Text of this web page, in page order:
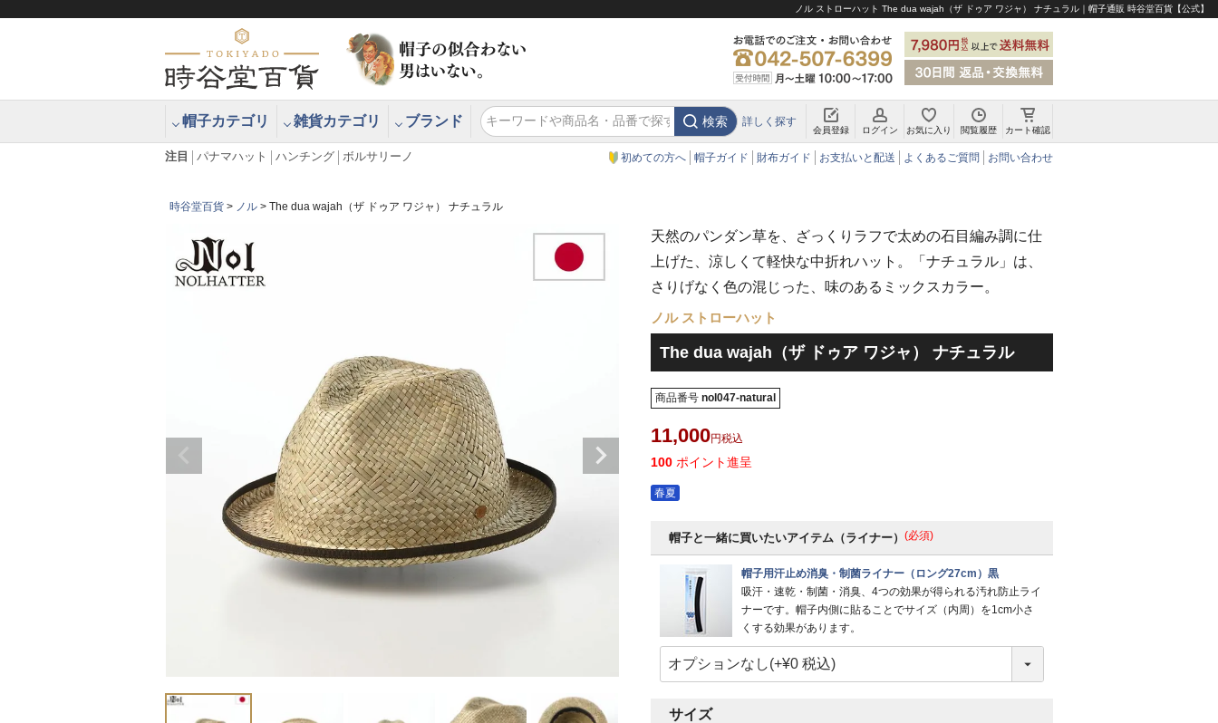
ノル ストローハット The dua wajah（ザ ドゥア ワジャ） ナチュラル｜帽子通販 時谷堂百貨【公式】
帽子カテゴリ 雑貨カテゴリ ブランド 検索 詳しく探す
会員登録 ログイン お気に入り 閲覧履歴 カート確認
注目 パナマハット ハンチング ボルサリーノ 初めての方へ 帽子ガイド 財布ガイド お支払いと配送 よくあるご質問 お問い合わせ
時谷堂百貨 ノル The dua wajah（ザ ドゥア ワジャ） ナチュラル
天然のパンダン草を、ざっくりラフで太めの石目編み調に仕
上げた、涼しくて軽快な中折れハット。「ナチュラル」は、
さりげなく色の混じった、味のあるミックスカラー。
ノル ストローハット
The dua wajah（ザ ドゥア ワジャ） ナチュラル
商品番号 nol047-natural
11,000 税込
100 ポイント進呈
春夏
帽子と一緒に買いたいアイテム（ライナー） (必須)
帽子用汗止め消臭・制菌ライナー（ロング27cm）黒
吸汗・速乾・制菌・消臭、4つの効果が得られる汚れ防止ライ
ナーです。帽子内側に貼ることでサイズ（内周）を1cm小さ
くする効果があります。
サイズ